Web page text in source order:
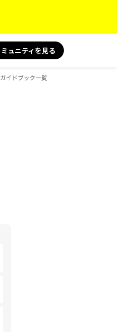
ュニティを見る
イドブック一覧